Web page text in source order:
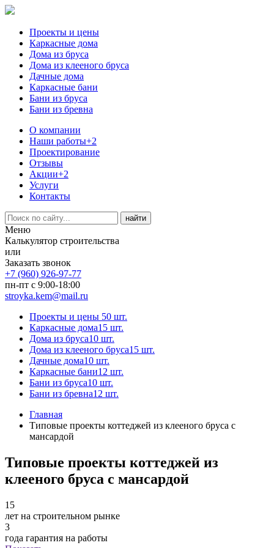
Проекты и цены
Каркасные дома
Дома из бруса
Дома из клееного бруса
Дачные дома
Каркасные бани
Бани из бруса
Бани из бревна
О компании
Наши работы+2
Проектирование
Отзывы
Акции+2
Услуги
Контакты
Меню
Калькулятор строительства
или
Заказать звонок
+7 (960) 926-97-77
пн-пт с 9:00-18:00
stroyka.kem@mail.ru
Проекты и цены 50 шт.
Каркасные дома15 шт.
Дома из бруса10 шт.
Дома из клееного бруса15 шт.
Дачные дома10 шт.
Каркасные бани12 шт.
Бани из бруса10 шт.
Бани из бревна12 шт.
Главная
Типовые проекты коттеджей из клееного бруса с
мансардой
Типовые проекты коттеджей из
клееного бруса с мансардой
15
лет на строительном рынке
3
года гарантия на работы